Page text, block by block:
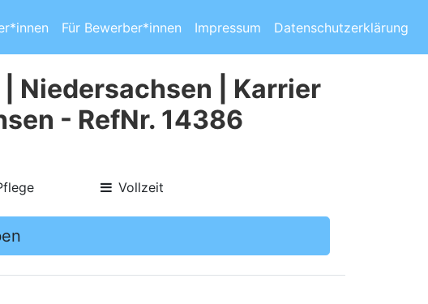
Für Bewerber*innen Impressum Datenschutzerklärung
Niedersachsen | Karrier
- RefNr. 14386
Vollzeit